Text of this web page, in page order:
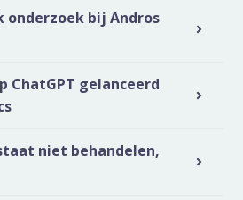
onderzoek bij Andros
ChatGPT gelanceerd
niet behandelen,